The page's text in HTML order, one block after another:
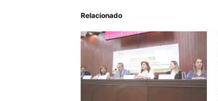
Relacionado